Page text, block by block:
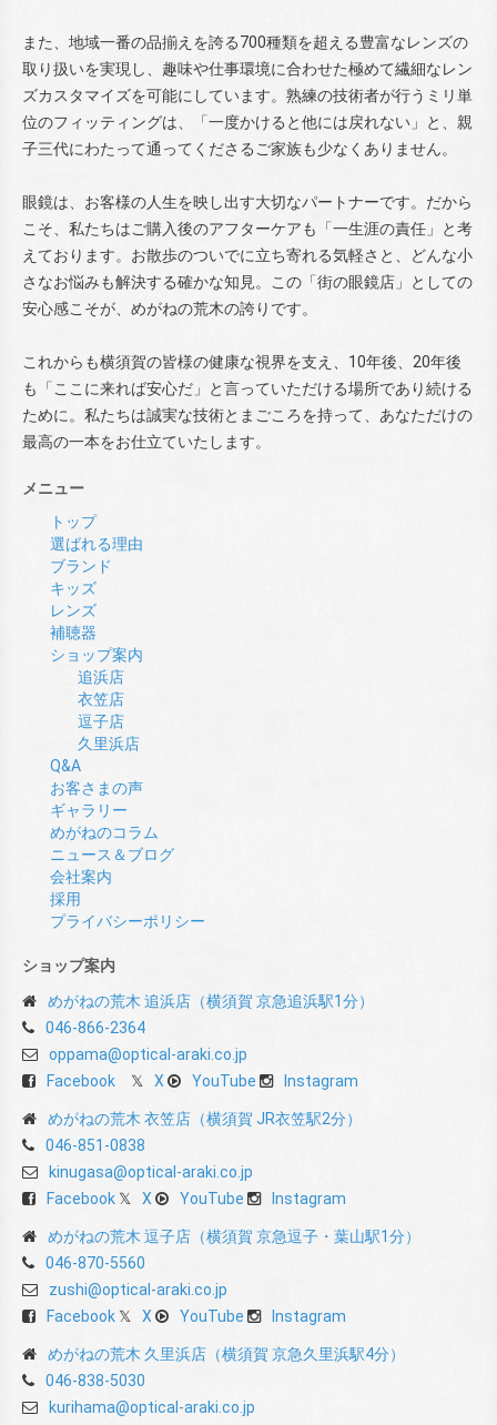
また、地域一番の品揃えを誇る700種類を超える豊富なレンズの
取り扱いを実現し、趣味や仕事環境に合わせた極めて繊細なレン
ズカスタマイズを可能にしています。熟練の技術者が行うミリ単
位のフィッティングは、「一度かけると他には戻れない」と、親
子三代にわたって通ってくださるご家族も少なくありません。
眼鏡は、お客様の人生を映し出す大切なパートナーです。だから
こそ、私たちはご購入後のアフターケアも「一生涯の責任」と考
えております。お散歩のついでに立ち寄れる気軽さと、どんな小
さなお悩みも解決する確かな知見。この「街の眼鏡店」としての
安心感こそが、めがねの荒木の誇りです。
これからも横須賀の皆様の健康な視界を支え、10年後、20年後
も「ここに来れば安心だ」と言っていただける場所であり続ける
ために。私たちは誠実な技術とまごころを持って、あなただけの
最高の一本をお仕立ていたします。
メニュー
トップ
選ばれる理由
ブランド
キッズ
レンズ
補聴器
ショップ案内
追浜店
衣笠店
逗子店
久里浜店
Q&A
お客さまの声
ギャラリー
めがねのコラム
ニュース＆ブログ
会社案内
採用
プライバシーポリシー
ショップ案内
めがねの荒木 追浜店（横須賀 京急追浜駅1分）
046-866-2364
oppama@optical-araki.co.jp
Facebook
X YouTube Instagram
めがねの荒木 衣笠店（横須賀 JR衣笠駅2分）
046-851-0838
kinugasa@optical-araki.co.jp
Facebook
X YouTube Instagram
めがねの荒木 逗子店（横須賀 京急逗子・葉山駅1分）
046-870-5560
zushi@optical-araki.co.jp
Facebook
X YouTube Instagram
めがねの荒木 久里浜店（横須賀 京急久里浜駅4分）
046-838-5030
kurihama@optical-araki.co.jp